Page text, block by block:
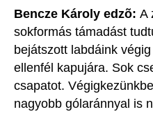
Bencze Károly edzõ: A
sokformás támadást
bejátszott labdáink
ellenfél kapujára. Sok
csapatot.
nagyobb gólaránnyal is